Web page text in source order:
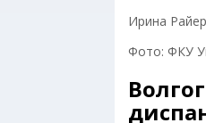
Ирина Райер
Фото: ФКУ